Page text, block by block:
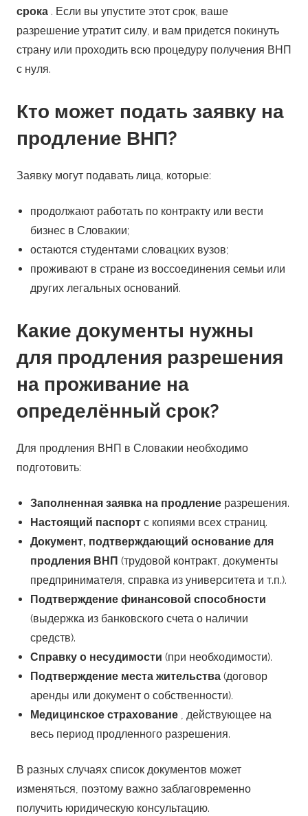
срока . Если вы упустите этот срок, ваше
разрешение утратит силу, и вам придется покинуть
страну или проходить всю процедуру получения ВНП
с нуля.
Кто может подать заявку на
продление ВНП?
Заявку могут подавать лица, которые:
продолжают работать по контракту или вести
бизнес в Словакии;
остаются студентами словацких вузов;
проживают в стране из воссоединения семьи или
других легальных оснований.
Какие документы нужны
для продления разрешения
на проживание на
определённый срок?
Для продления ВНП в Словакии необходимо
подготовить:
Заполненная заявка на продление разрешения.
Настоящий паспорт с копиями всех страниц.
Документ, подтверждающий основание для
продления ВНП (трудовой контракт, документы
предпринимателя, справка из университета и т.п.).
Подтверждение финансовой способности
(выдержка из банковского счета о наличии
средств).
Справку о несудимости (при необходимости).
Подтверждение места жительства (договор
аренды или документ о собственности).
Медицинское страхование , действующее на
весь период продленного разрешения.
В разных случаях список документов может
изменяться, поэтому важно заблаговременно
получить юридическую консультацию.